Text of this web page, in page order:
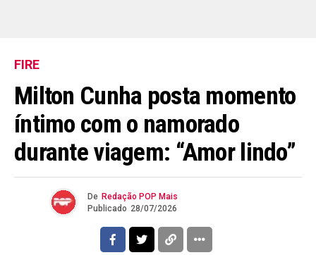
FIRE
Milton Cunha posta momento
íntimo com o namorado
durante viagem: “Amor lindo”
De Redação POP Mais
Publicado 28/07/2026